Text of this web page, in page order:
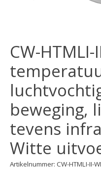
CW-
beweging,
tevens
Witte
Artikelnummer: CW-HTMLI-II-